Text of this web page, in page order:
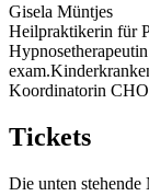
Gisela Müntjes
Heilpraktikerin für
Hypnosetherapeutin
Koordinatorin CHO
Tickets
Die unten